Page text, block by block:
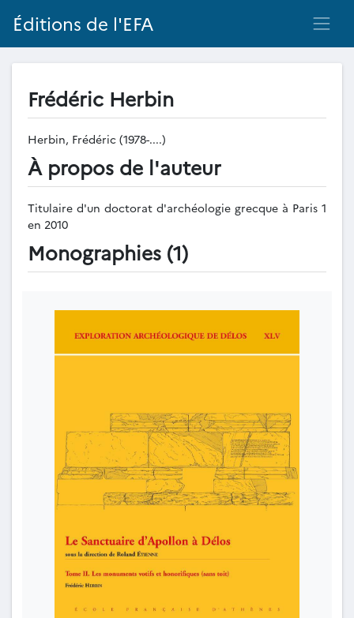
Éditions de l'EFA
Frédéric Herbin
Herbin, Frédéric (1978-....)
À propos de l'auteur
Titulaire d'un doctorat d'archéologie grecque à Paris 1
en 2010
Monographies (1)